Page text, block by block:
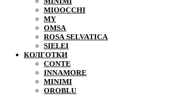
MIOOCCHI
MY
OMSA
ROSA SELVATICA
SIELEI
КОЛГОТКИ
CONTE
INNAMORE
MINIMI
OROBLU